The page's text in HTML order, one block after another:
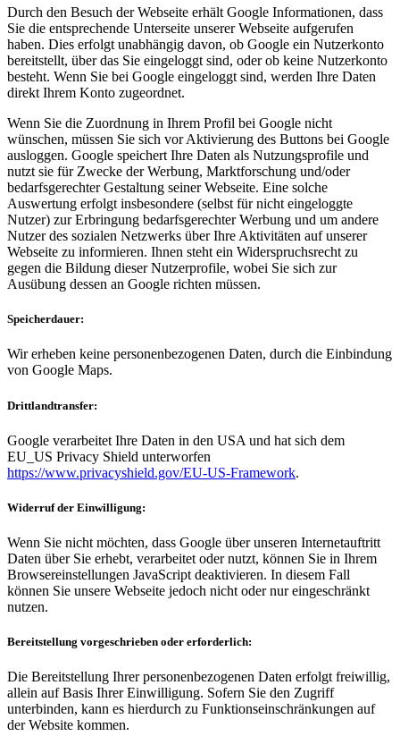
Durch den Besuch der Webseite erhält Google Informationen, dass
Sie die entsprechende Unterseite unserer Webseite aufgerufen
haben. Dies erfolgt unabhängig davon, ob Google ein Nutzerkonto
bereitstellt, über das Sie eingeloggt sind, oder ob keine Nutzerkonto
besteht. Wenn Sie bei Google eingeloggt sind, werden Ihre Daten
direkt Ihrem Konto zugeordnet.
Wenn Sie die Zuordnung in Ihrem Profil bei Google nicht
wünschen, müssen Sie sich vor Aktivierung des Buttons bei Google
ausloggen. Google speichert Ihre Daten als Nutzungsprofile und
nutzt sie für Zwecke der Werbung, Marktforschung und/oder
bedarfsgerechter Gestaltung seiner Webseite. Eine solche
Auswertung erfolgt insbesondere (selbst für nicht eingeloggte
Nutzer) zur Erbringung bedarfsgerechter Werbung und um andere
Nutzer des sozialen Netzwerks über Ihre Aktivitäten auf unserer
Webseite zu informieren. Ihnen steht ein Widerspruchsrecht zu
gegen die Bildung dieser Nutzerprofile, wobei Sie sich zur
Ausübung dessen an Google richten müssen.
Speicherdauer:
Wir erheben keine personenbezogenen Daten, durch die Einbindung
von Google Maps.
Drittlandtransfer:
Google verarbeitet Ihre Daten in den USA und hat sich dem
EU_US Privacy Shield unterworfen
https://www.privacyshield.gov/EU-US-Framework.
Widerruf der Einwilligung:
Wenn Sie nicht möchten, dass Google über unseren Internetauftritt
Daten über Sie erhebt, verarbeitet oder nutzt, können Sie in Ihrem
Browsereinstellungen JavaScript deaktivieren. In diesem Fall
können Sie unsere Webseite jedoch nicht oder nur eingeschränkt
nutzen.
Bereitstellung vorgeschrieben oder erforderlich:
Die Bereitstellung Ihrer personenbezogenen Daten erfolgt freiwillig,
allein auf Basis Ihrer Einwilligung. Sofern Sie den Zugriff
unterbinden, kann es hierdurch zu Funktionseinschränkungen auf
der Website kommen.